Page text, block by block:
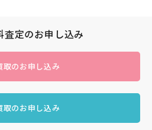
査定のお申し込み
取のお申し込み
取のお申し込み